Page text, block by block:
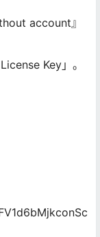
account』
Key」。